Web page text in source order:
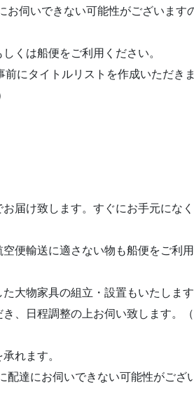
伺いできない可能性がございます
くは船便をご利用ください。
にタイトルリストを作成いただきま
届け致します。すぐにお手元にな
便輸送に適さない物も船便をご利
大物家具の組立・設置もいたします
、日程調整の上お伺い致します。（
れます。
達にお伺いできない可能性がござ